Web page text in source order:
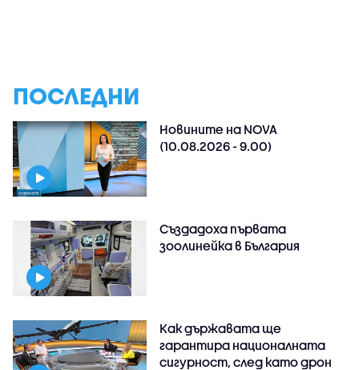
ПОСЛЕДНИ
Новините на NOVA
(10.08.2026 - 9.00)
Създадоха първата
зоолинейка в България
Как държавата ще
гарантира националната
сигурност, след като дрон